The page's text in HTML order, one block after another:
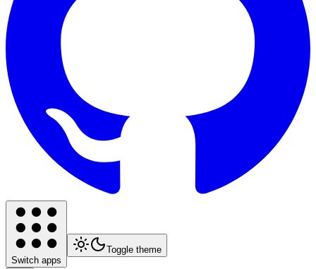
Switch apps
Toggle theme